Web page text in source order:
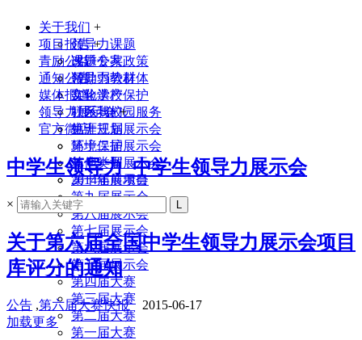
关于我们 +
领导力课题
课题专家
领导力教材
实验学校
联系我们
项目报告 +
改进公共政策
帮助弱势群体
文化遗产保护
社区与校园服务
生涯规划
环境保护
其他类型
2014年前项目
青励公益
通知公告
媒体报道
领导力展示会 +
第十三届展示会
第十二届展示会
第十一届展示会
第十届展示会
第九届展示会
第八届展示会
第七届展示会
第六届展示会
第五届展示会
第四届大赛
第三届大赛
第二届大赛
第一届大赛
官方微店
中学生领导力_中学生领导力展示会
×
关于第六届全国中学生领导力展示会项目
库评分的通知
公告 ,第六届大赛快报2015-06-17
加载更多